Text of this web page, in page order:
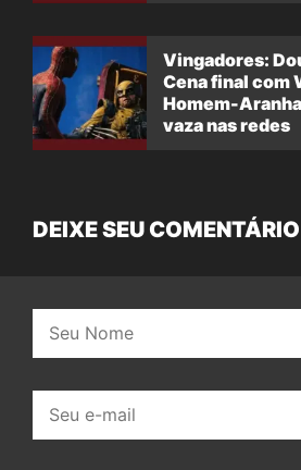
Vingadores:
Cena final com
Homem-
vaza nas redes
DEIXE SEU COMENTÁRIO
mail: